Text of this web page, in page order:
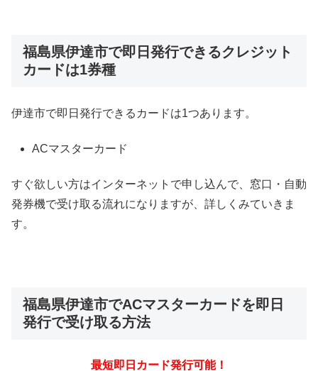
福島県伊達市で即日発行できるクレジット
カードは1券種
伊達市で即日発行できるカードは1つあります。
ACマスターカード
すぐ欲しい方はインターネットで申し込んで、窓口・自動
発券機で受け取る流れになりますが、詳しくみていきま
す。
福島県伊達市でACマスターカードを即日
発行で受け取る方法